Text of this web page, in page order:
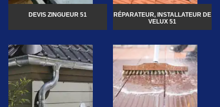
DEVIS ZINGUEUR 51
RÉPARATEUR, INSTALLATEUR DE
VELUX 51